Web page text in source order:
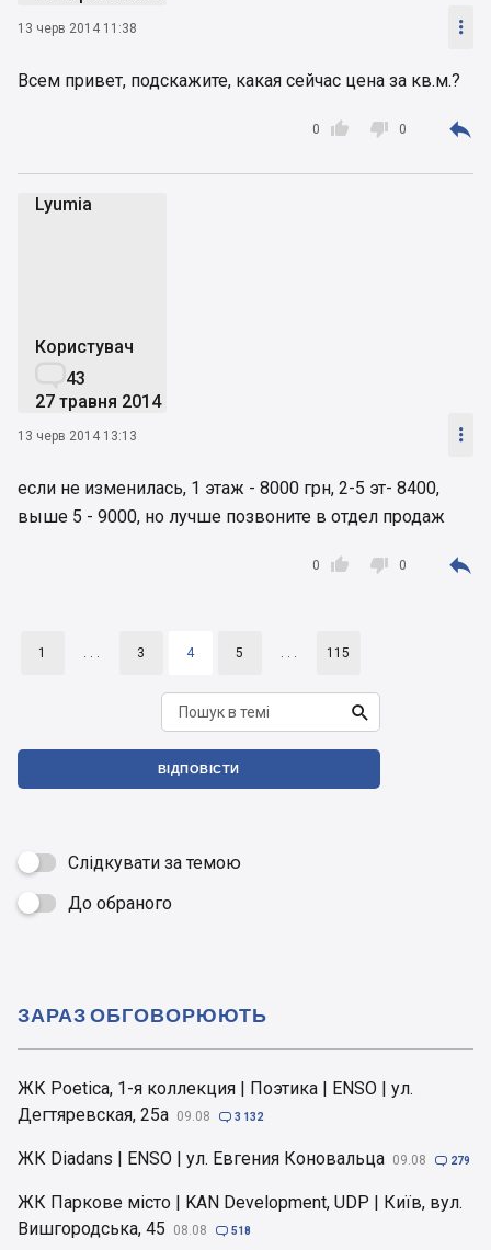
13 черв 2014 11:38 
Всем привет, подскажите, какая сейчас цена за кв.м.?

0  0 
Lyumia
Користувач
43
27 травня 2014
13 черв 2014 13:13 
если не изменилась, 1 этаж - 8000 грн, 2-5 эт- 8400,
выше 5 - 9000, но лучше позвоните в отдел продаж

0  0 
1 . . . 3 4 5 . . . 115

ВІДПОВІСТИ
Слідкувати за темою
 До обраного
ЖК Poetica, 1-я коллекция | Поэтика | ENSO | ул.
Дегтяревская, 25а 09.08  3 132
ЖК Diadans | ENSO | ул. Евгения Коновальца 09.08  279
ЖК Паркове місто | KAN Development, UDP | Київ, вул.
Вишгородська, 45
08.08  518
ЗАРАЗ ОБГОВОРЮЮТЬ